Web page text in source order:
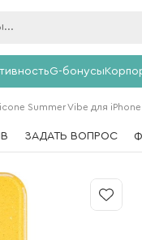
G-бонусы
Summer Vibe для iPhone
ЗАДАТЬ ВОПРОС